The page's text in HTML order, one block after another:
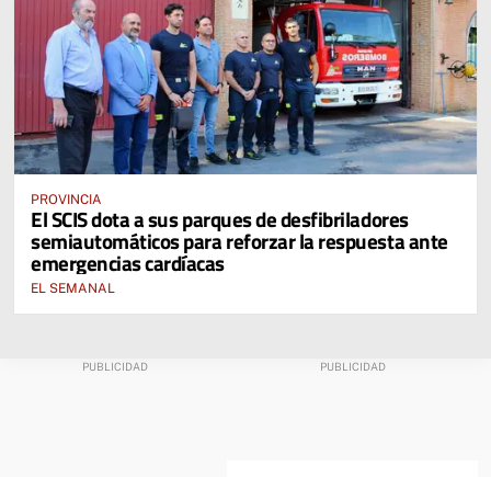
PROVINCIA
El SCIS dota a sus parques de desfibriladores
semiautomáticos para reforzar la respuesta ante
emergencias cardíacas
EL SEMANAL